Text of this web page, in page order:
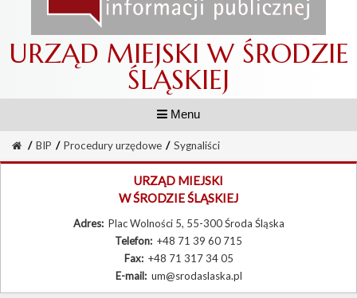
URZĄD MIEJSKI W ŚRODZIE
ŚLĄSKIEJ
Menu
Informator urzędowy
Procedury urzędowe
/ BIP / Procedury urzędowe / Sygnaliści
URZĄD MIEJSKI
W ŚRODZIE ŚLĄSKIEJ
Adres: Plac Wolności 5, 55-300 Środa Śląska
Telefon: +48 71 39 60 715
Fax: +48 71 317 34 05
E-mail: um@srodaslaska.pl